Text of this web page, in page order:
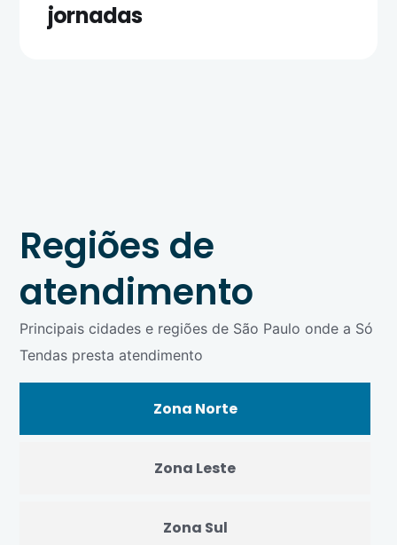
jornadas
Regiões de
atendimento
Principais cidades e regiões de São Paulo onde a Só
Tendas presta atendimento
Zona Norte
Zona Leste
Zona Sul